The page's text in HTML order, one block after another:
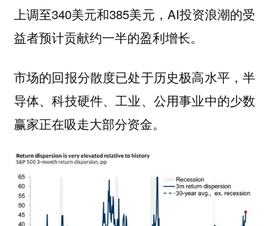
上调至340美元和385美元，AI投资浪潮的受
益者预计贡献约一半的盈利增长。
市场的回报分散度已处于历史极高水平，半
导体、科技硬件、工业、公用事业中的少数
赢家正在吸走大部分资金。